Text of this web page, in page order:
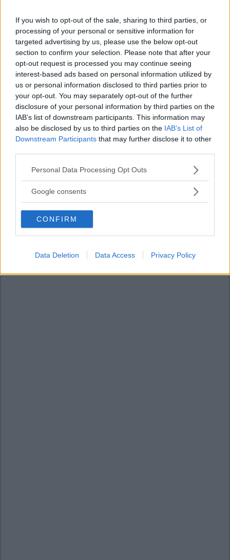
If you wish to opt-out of the sale, sharing to third parties, or
processing of your personal or sensitive information for
targeted advertising by us, please use the below opt-out
section to confirm your selection. Please note that after your
opt-out request is processed you may continue seeing
interest-based ads based on personal information utilized by
us or personal information disclosed to third parties prior to
your opt-out. You may separately opt-out of the further
disclosure of your personal information by third parties on the
IAB’s list of downstream participants. This information may
also be disclosed by us to third parties on the IAB’s List of
Downstream Participants that may further disclose it to other
Please note that this website/app uses one or more Google
not limited to your visit or usage behaviour. You may click to
use your data for below specified purposes in below Google
consent section.
Personal Data Processing Opt Outs
Google consents
CONFIRM
Data Deletion Data Access Privacy Policy